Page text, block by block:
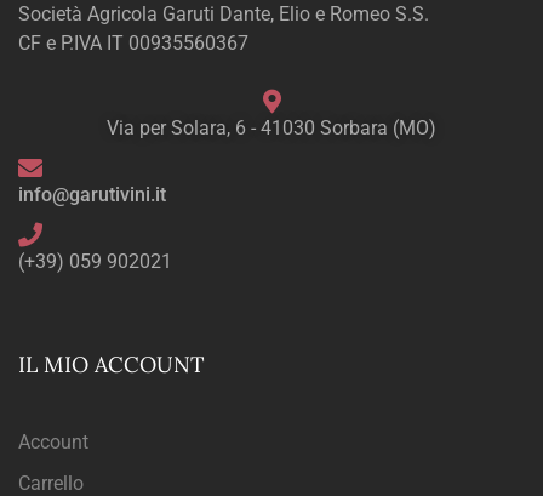
Società Agricola Garuti Dante, Elio e Romeo S.S.
CF e P.IVA IT 00935560367
Via per Solara, 6 - 41030 Sorbara (MO)
info@garutivini.it
(+39) 059 902021
IL MIO ACCOUNT
Account
Carrello